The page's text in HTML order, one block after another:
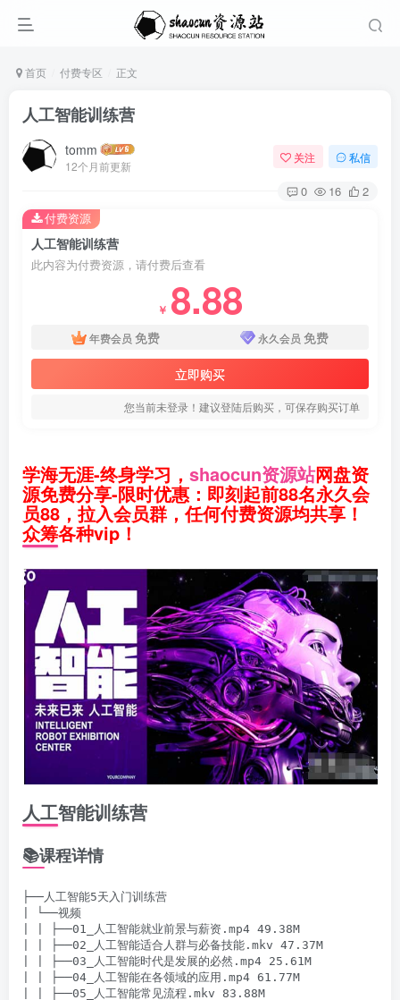
首页 付费专区 正文
人工智能训练营
tomm
12个月前更新
关注 私信
0 16 2
人工智能训练营
此内容为付费资源，请付费后查看
￥ 8.88
年费会员 免费 永久会员 免费
立即购买
您当前未登录！建议登陆后购买，可保存购买订单
付费资源
学海无涯-终身学习， shaocun资源站网盘资
源免费分享-限时优惠：即刻起前88名永久会
员88，拉入会员群，任何付费资源均共享！
众筹各种vip！
人工智能训练营
📚课程详情
├──人工智能5天入门训练营
| └──视频
| | ├──01_人工智能就业前景与薪资.mp4 49.38M
| | ├──02_人工智能适合人群与必备技能.mkv 47.37M
| | ├──03_人工智能时代是发展的必然.mp4 25.61M
| | ├──04_人工智能在各领域的应用.mp4 61.77M
| | ├──05_人工智能常见流程.mkv 83.88M